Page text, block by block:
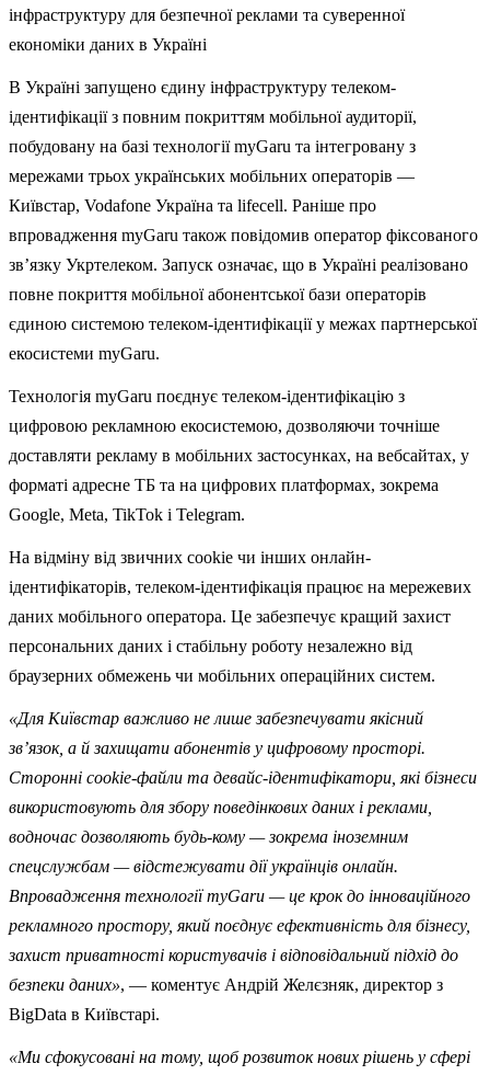
інфраструктуру для безпечної реклами та суверенної
економіки даних в Україні
В Україні запущено єдину інфраструктуру телеком-
ідентифікації з повним покриттям мобільної аудиторії,
побудовану на базі технології myGaru та інтегровану з
мережами трьох українських мобільних операторів —
Київстар, Vodafone Україна та lifecell. Раніше про
впровадження myGaru також повідомив оператор фіксованого
зв’язку Укртелеком. Запуск означає, що в Україні реалізовано
повне покриття мобільної абонентської бази операторів
єдиною системою телеком-ідентифікації у межах партнерської
екосистеми myGaru.
Технологія myGaru поєднує телеком-ідентифікацію з
цифровою рекламною екосистемою, дозволяючи точніше
доставляти рекламу в мобільних застосунках, на вебсайтах, у
форматі адресне ТБ та на цифрових платформах, зокрема
Google, Meta, TikTok і Telegram.
На відміну від звичних cookie чи інших онлайн-
ідентифікаторів, телеком-ідентифікація працює на мережевих
даних мобільного оператора. Це забезпечує кращий захист
персональних даних і стабільну роботу незалежно від
браузерних обмежень чи мобільних операційних систем.
«Для Київстар важливо не лише забезпечувати якісний
зв’язок, а й захищати абонентів у цифровому просторі.
Сторонні cookie-файли та девайс-ідентифікатори, які бізнеси
використовують для збору поведінкових даних і реклами,
водночас дозволяють будь-кому — зокрема іноземним
спецслужбам — відстежувати дії українців онлайн.
Впровадження технології myGaru — це крок до інноваційного
рекламного простору, який поєднує ефективність для бізнесу,
захист приватності користувачів і відповідальний підхід до
безпеки даних», — коментує Андрій Желєзняк, директор з
BigData в Київстарі.
«Ми сфокусовані на тому, щоб розвиток нових рішень у сфері